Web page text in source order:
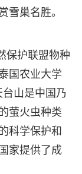
雪巢名胜。
保护联盟物种
国农业大学
山是中国乃
萤火虫种类
科学保护和
家提供了成